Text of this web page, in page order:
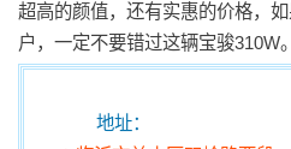
超高的颜值，还有实惠的价格，
户，一定不要错过这辆宝骏310W。
地址：